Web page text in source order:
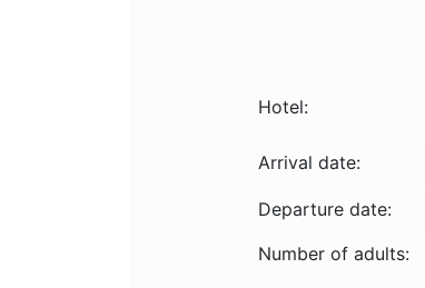
Hotel:
Arrival date:
Departure date:
Number of adults: